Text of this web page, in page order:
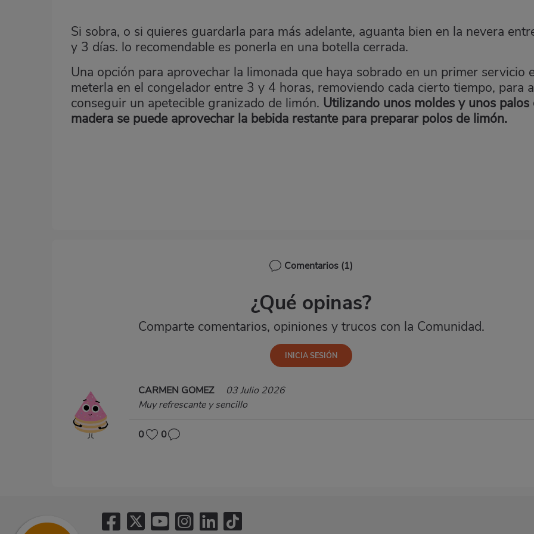
Si sobra, o si quieres guardarla para más adelante, aguanta bien en la nevera
y 3 días. lo recomendable es ponerla en una botella cerrada.
Una opción para aprovechar la limonada que haya sobrado en un primer servicio
meterla en el congelador entre 3 y 4 horas, removiendo cada cierto tiempo, para
conseguir un apetecible granizado de limón. Utilizando unos moldes y unos palos
madera se puede aprovechar la bebida restante para preparar polos de limón.
Comentarios (1)
¿Qué opinas?
Comparte comentarios, opiniones y trucos con la Comunidad.
CARMEN GOMEZ
03 Julio 2026
Muy refrescante y sencillo
0 0